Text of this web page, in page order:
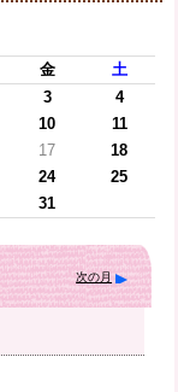
金
土
3
4
10
11
17
18
24
25
31
次の月